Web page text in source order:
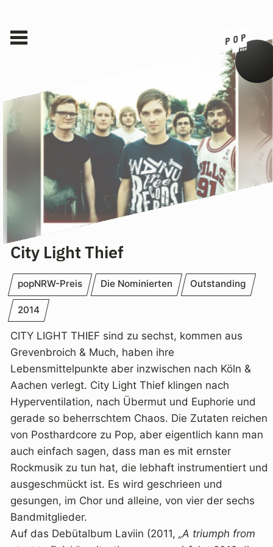
City Light Thief
popNRW-Preis Die Nominierten Outstanding
2014
CITY LIGHT THIEF sind zu sechst, kommen aus
Grevenbroich & Much, haben ihre
Lebensmittelpunkte aber inzwischen nach Köln &
Aachen verlegt. City Light Thief klingen nach
Hyperventilation, nach Übermut und Euphorie und
gerade so beherrschtem Chaos. Die Zutaten reichen
von Posthardcore zu Pop, aber eigentlich kann man
auch einfach sagen, dass man es mit ernster
Rockmusik zu tun hat, die lebhaft instrumentiert und
ausgeschmückt ist. Es wird geschrieen und
gesungen, im Chor und alleine, von vier der sechs
Bandmitglieder.
Auf das Debütalbum Laviin (2011, „A triumph from